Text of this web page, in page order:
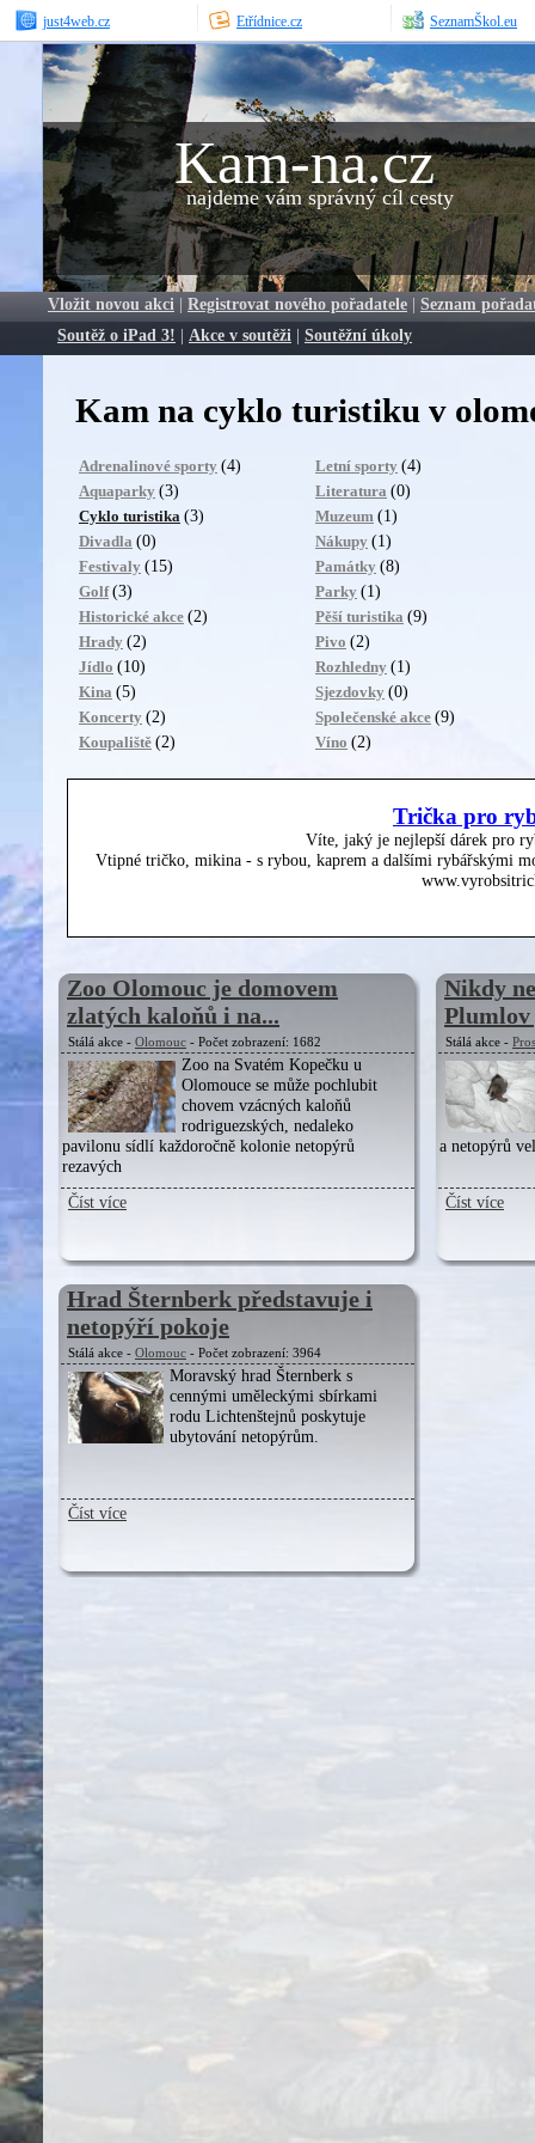
just4web.cz Etřídnice.cz SeznamŠkol.eu
Kam-na.cz
najdeme vám správný cíl cesty
Vložit novou akci | Registrovat nového pořadatele | Seznam
Soutěž o iPad 3! | Akce v soutěži | Soutěžní úkoly
Kam na cyklo turistiku v
Adrenalinové sporty (4)
Aquaparky (3)
Cyklo turistika (3)
Divadla (0)
Festivaly (15)
Golf (3)
Historické akce (2)
Hrady (2)
Jídlo (10)
Kina (5)
Koncerty (2)
Koupaliště (2)
Letní sporty (4)
Literatura (0)
Muzeum (1)
Nákupy (1)
Památky (8)
Parky (1)
Pěší turistika (9)
Pivo (2)
Rozhledny (1)
Sjezdovky (0)
Společenské akce (9)
Víno (2)
Trička pro
Víte, jaký je nejlepší dárek pro
Vtipné tričko, mikina - s rybou, kaprem a dalšími rybářskými
Zoo Olomouc je domovem
zlatých kaloňů i na...
Stálá akce - Olomouc - Počet zobrazení: 1682
Zoo na Svatém Kopečku u
Olomouce se může pochlubit
chovem vzácných kaloňů
rodriguezských, nedaleko
pavilonu sídlí každoročně kolonie netopýrů
rezavých
Číst více
Nikdy
Plumlov
Stálá akce -
a netopýrů
Číst více
Hrad Šternberk představuje i
netopýří pokoje
Stálá akce - Olomouc - Počet zobrazení: 3964
Moravský hrad Šternberk s
cennými uměleckými sbírkami
rodu Lichtenštejnů poskytuje
ubytování netopýrům.
Číst více